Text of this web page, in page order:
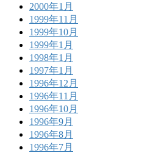
2000年1月
1999年11月
1999年10月
1999年1月
1998年1月
1997年1月
1996年12月
1996年11月
1996年10月
1996年9月
1996年8月
1996年7月